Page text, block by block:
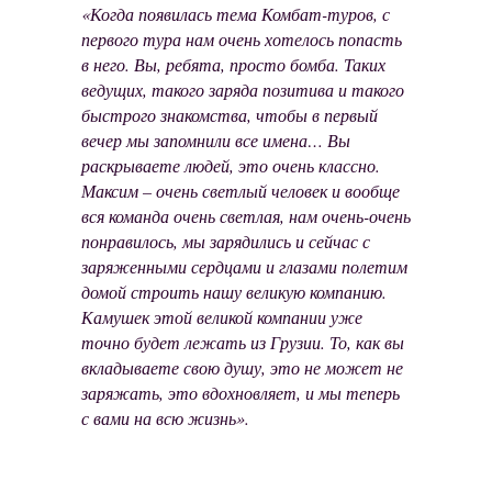
«Когда появилась тема Комбат-туров, с
первого тура нам очень хотелось попасть
в него. Вы, ребята, просто бомба. Таких
ведущих, такого заряда позитива и такого
быстрого знакомства, чтобы в первый
вечер мы запомнили все имена… Вы
раскрываете людей, это очень классно.
Максим – очень светлый человек и вообще
вся команда очень светлая, нам очень-очень
понравилось, мы зарядились и сейчас с
заряженными сердцами и глазами полетим
домой строить нашу великую компанию.
Камушек этой великой компании уже
точно будет лежать из Грузии. То, как вы
вкладываете свою душу, это не может не
заряжать, это вдохновляет, и мы теперь
с вами на всю жизнь».